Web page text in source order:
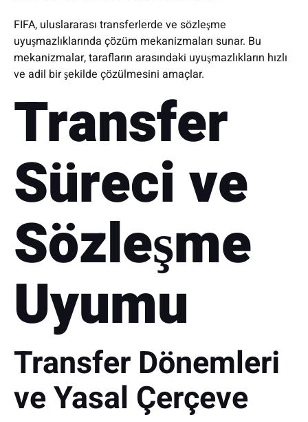
FIFA, uluslararası transferlerde ve sözleşme
uyuşmazlıklarında çözüm mekanizmaları sunar. Bu
mekanizmalar, tarafların arasındaki uyuşmazlıkların hızlı
ve adil bir şekilde çözülmesini amaçlar.
Transfer
Süreci ve
Sözleşme
Uyumu
Transfer Dönemleri
ve Yasal Çerçeve